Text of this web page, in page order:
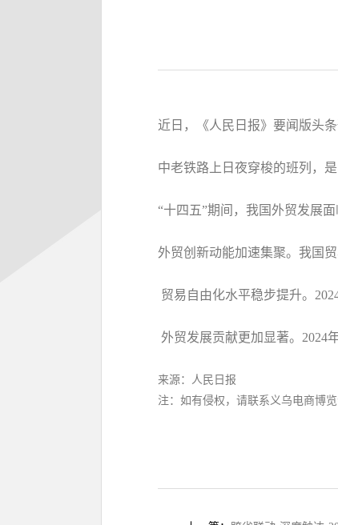
近日，《人民日报》要闻版头
中老铁路上日夜穿梭的班列，
“十四五”期间，我国外贸发展
外贸创新动能加速集聚。我国
贸易自由化水平稳步提升。
外贸发展贡献更加显著。2024
来源：人民日报
注：如有侵权，请联系义乌电商博